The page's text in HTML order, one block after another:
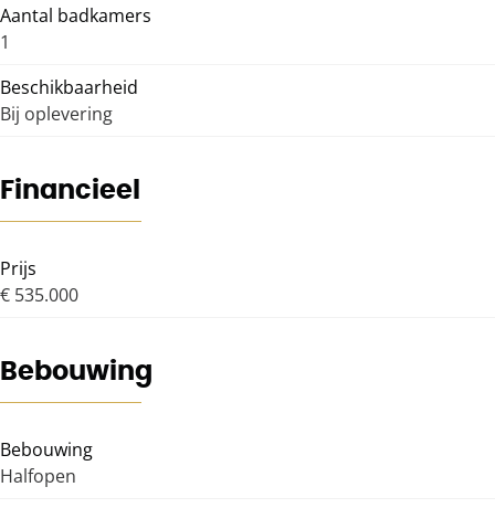
Aantal badkamers
1
Beschikbaarheid
Bij oplevering
Financieel
Prijs
€ 535.000
Bebouwing
Bebouwing
Halfopen